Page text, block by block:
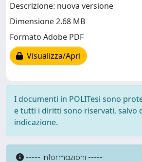
Descrizione: nuova versione
Dimensione 2.68 MB
Formato Adobe PDF
Visualizza/Apri
I documenti in POLITesi sono
e tutti i diritti sono riservati, salvo
indicazione.
----- Informazioni -----